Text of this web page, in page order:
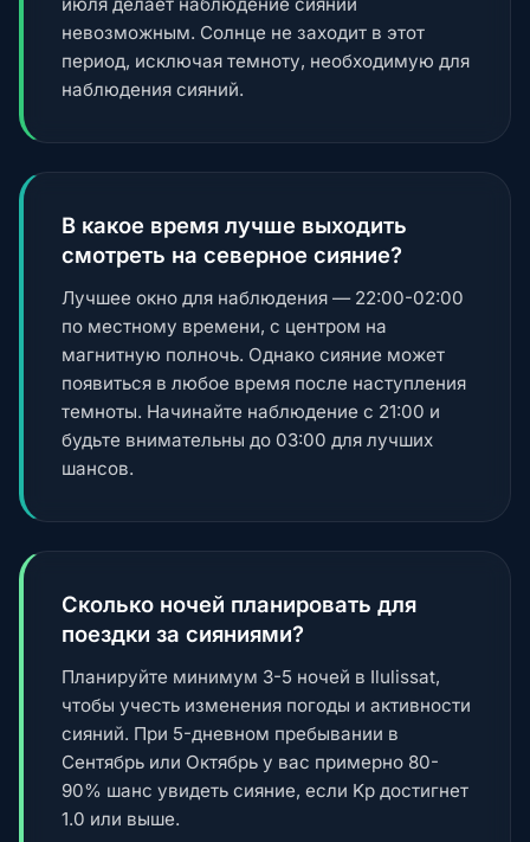
невозможным. Солнце не заходит в этот
период, исключая темноту, необходимую для
наблюдения сияний.
В какое время лучше выходить
смотреть на северное сияние?
Лучшее окно для наблюдения — 22:00-02:00
по местному времени, с центром на
магнитную полночь. Однако сияние может
появиться в любое время после наступления
темноты. Начинайте наблюдение с 21:00 и
будьте внимательны до 03:00 для лучших
шансов.
Сколько ночей планировать для
поездки за сияниями?
Планируйте минимум 3-5 ночей в Ilulissat,
чтобы учесть изменения погоды и активности
сияний. При 5-дневном пребывании в
Сентябрь или Октябрь у вас примерно 80-
90% шанс увидеть сияние, если Kp достигнет
1.0 или выше.